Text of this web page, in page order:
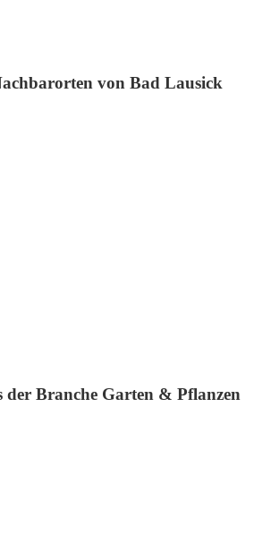
von Bad Lausick
der Branche Garten & Pflanzen